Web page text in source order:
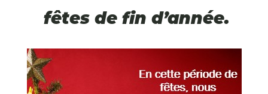
fêtes de fin d’année.